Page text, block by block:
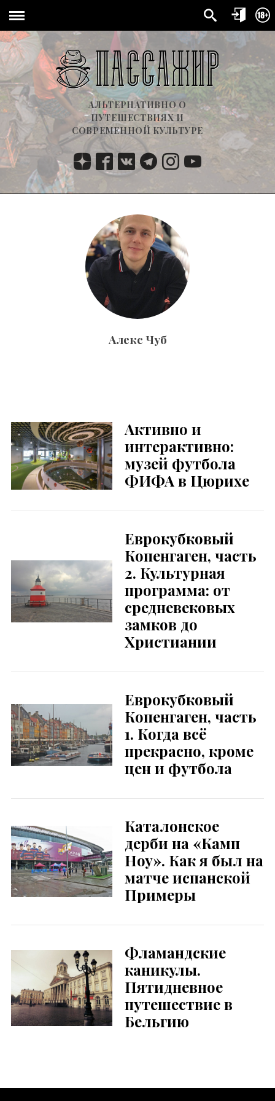
АЛЬТЕРНАТИВНО О
ПУТЕШЕСТВИЯХ И
СОВРЕМЕННОЙ КУЛЬТУРЕ
Алекс Чуб
Активно и
интерактивно:
музей футбола
ФИФА в Цюрихе
Еврокубковый
Копенгаген, часть
2. Культурная
программа: от
средневековых
замков до
Христиании
Еврокубковый
Копенгаген, часть
1. Когда всё
прекрасно, кроме
цен и футбола
Каталонское
дерби на «Камп
Ноу». Как я был на
матче испанской
Примеры
Фламандские
каникулы.
Пятидневное
путешествие в
Бельгию